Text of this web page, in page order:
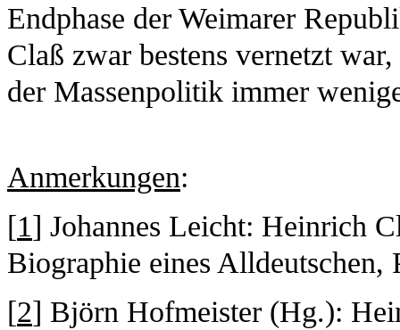
Endphase der Weimarer
Claß zwar bestens vernetzt
der Massenpolitik immer
Anmerkungen:
[1] Johannes Leicht: Heinrich
Biographie eines Alldeutschen,
[2] Björn Hofmeister (Hg.):